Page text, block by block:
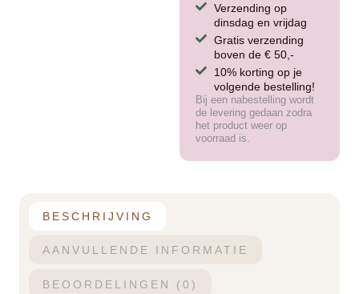
Verzending op
dinsdag en vrijdag
Gratis verzending
boven de € 50,-
10% korting op je
volgende bestelling!
Bij een nabestelling wordt
de levering gedaan zodra
het product weer op
voorraad is.
BESCHRIJVING
AANVULLENDE INFORMATIE
BEOORDELINGEN (0)